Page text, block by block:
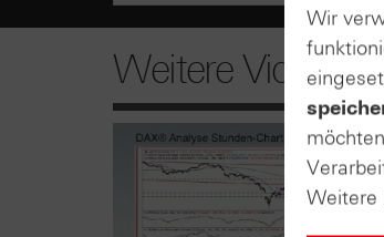
Weitere Videos
Wir
Weitere